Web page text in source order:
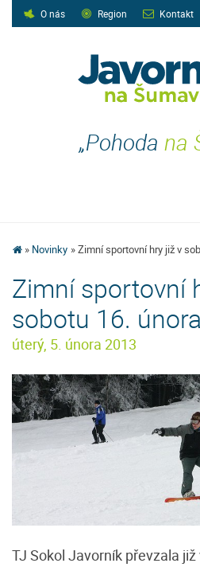
O nás Region Kontakt
„Pohoda na
Novinky Zimní sportovní hry již v
Zimní sportovní
sobotu 16. února
úterý, 5. února 2013
TJ Sokol Javorník převzala